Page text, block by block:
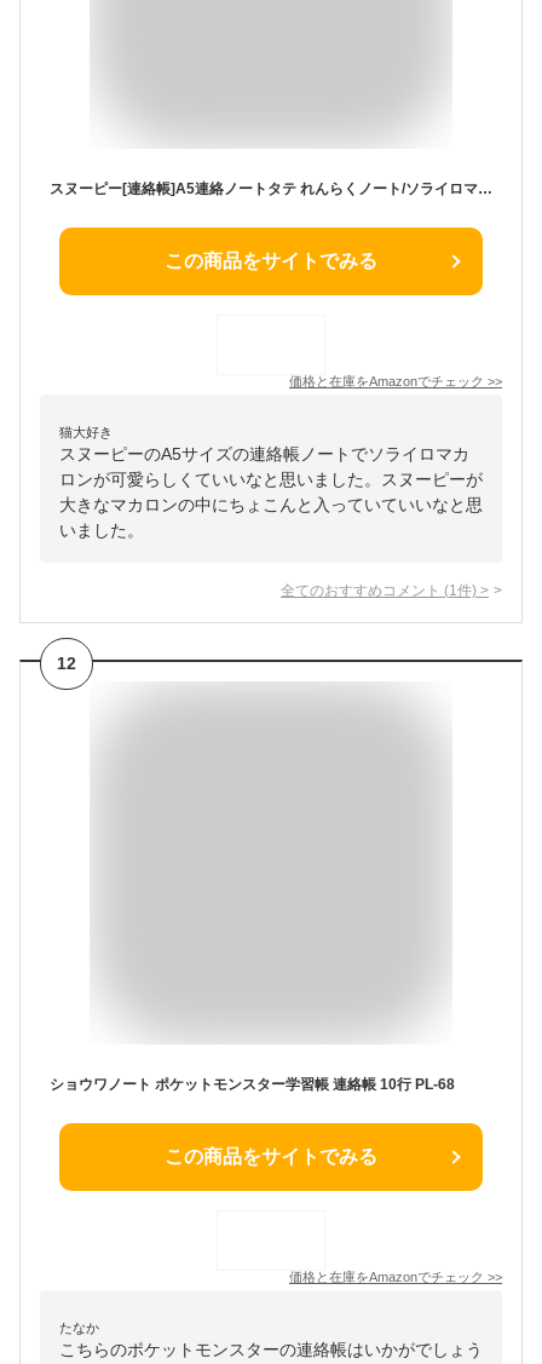
スヌーピー[連絡帳]A5連絡ノートタテ れんらくノート/ソライロマカロン 新入学 ピーナッツ
この商品をサイトでみる
価格と在庫をAmazonでチェック >>
猫大好き
スヌーピーのA5サイズの連絡帳ノートでソライロマカ
ロンが可愛らしくていいなと思いました。スヌーピーが
大きなマカロンの中にちょこんと入っていていいなと思
いました。
全てのおすすめコメント (1 件) >
12
ショウワノート ポケットモンスター学習帳 連絡帳 10行 PL-68
この商品をサイトでみる
価格と在庫をAmazonでチェック >>
たなか
こちらのポケットモンスターの連絡帳はいかがでしょう